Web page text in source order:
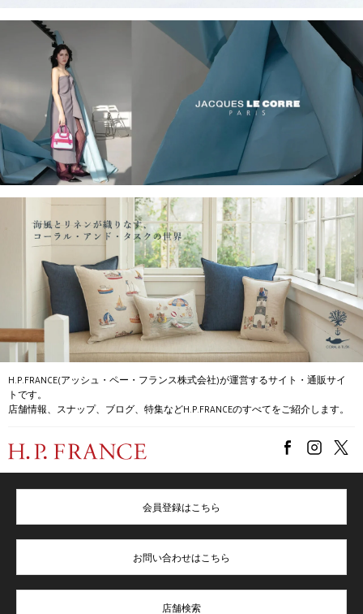
H.P.FRANCE(アッシュ・ペー・フランス株式会社)が運営するサイト・通販サイ
トです。
店舗情報、スナップ、ブログ、特集などH.P.FRANCEのすべてをご紹介します。
会員登録はこちら
お問い合わせはこちら
店舗検索